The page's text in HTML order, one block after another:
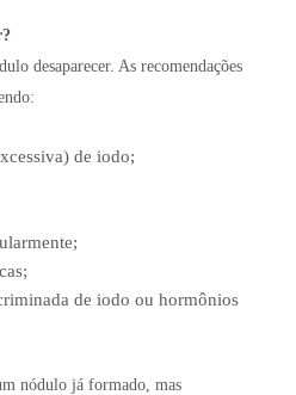
desaparecer. As recomendações
de iodo;
de iodo ou hormônios
nódulo já formado, mas